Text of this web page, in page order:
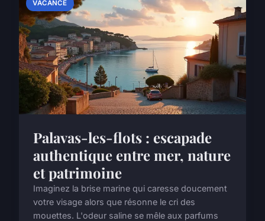
VACANCE
Palavas-les-flots : escapade
authentique entre mer, nature
et patrimoine
Imaginez la brise marine qui caresse doucement
votre visage alors que résonne le cri des
mouettes. L'odeur saline se mêle aux parfums